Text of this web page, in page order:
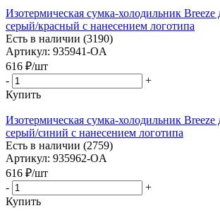
Изотермическая сумка-холодильник Breeze
серый/красный с нанесением логотипа
Есть в наличии (3190)
Артикул: 935941-OA
616 ₽/шт
-
+
Купить
Изотермическая сумка-холодильник Breeze
серый/синий с нанесением логотипа
Есть в наличии (2759)
Артикул: 935962-OA
616 ₽/шт
-
+
Купить